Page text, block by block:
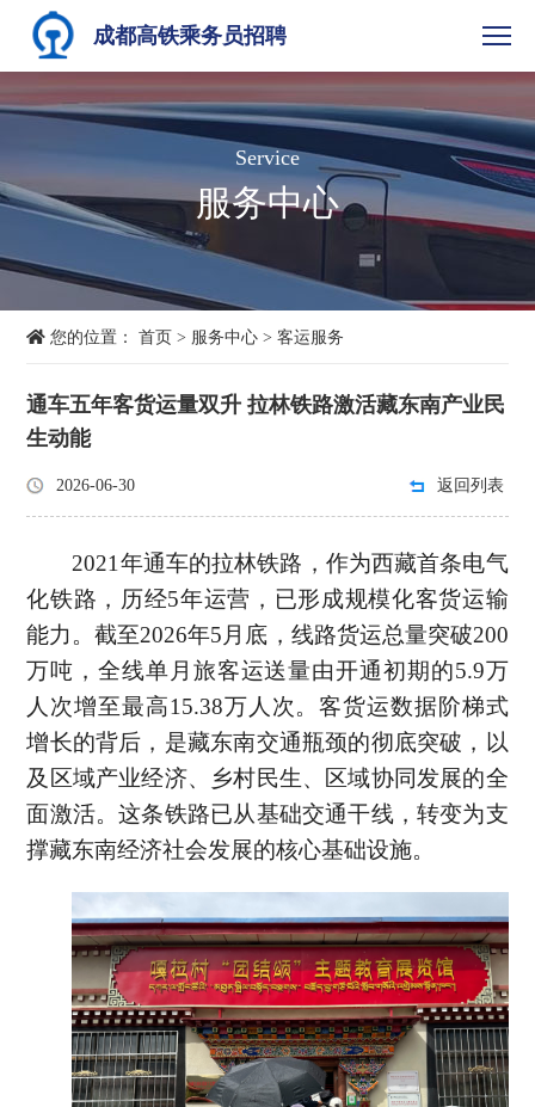
成都高铁乘务员招聘
Service
服务中心
您的位置：首页 > 服务中心 >客运服务
通车五年客货运量双升 拉林铁路激活藏东南产业民
生动能
2026-06-30 返回列表
2021年通车的拉林铁路，作为西藏首条电气
化铁路，历经5年运营，已形成规模化客货运输
能力。截至2026年5月底，线路货运总量突破200
万吨，全线单月旅客运送量由开通初期的5.9万
人次增至最高15.38万人次。客货运数据阶梯式
增长的背后，是藏东南交通瓶颈的彻底突破，以
及区域产业经济、乡村民生、区域协同发展的全
面激活。这条铁路已从基础交通干线，转变为支
撑藏东南经济社会发展的核心基础设施。